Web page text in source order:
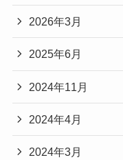
2026年3月
2025年6月
2024年11月
2024年4月
2024年3月